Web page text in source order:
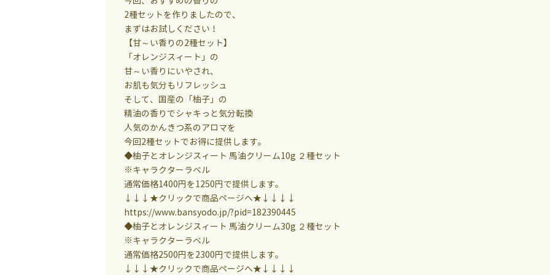
2種セットを作りましたので、
まずはお試しください！
【甘～い香りの2種セット】
「オレンジスィート」の
甘～い香りにいやされ、
お肌も気分もリフレッシュ
そして、国産の「柚子」の
精油の香りでシャキっと気分転換
人気のかんきつ系のアロマを
今回2種セットでお得に提供します。
◆柚子とオレンジスィート 馬油クリーム10g ２種セット
※キャラクターラベル
通常価格1400円を1250円で提供します。
↓↓↓★クリックで商品ページへ★↓↓↓↓
https://www.bansyodo.jp/?pid=182390445
◆柚子とオレンジスィート 馬油クリーム30g ２種セット
※キャラクターラベル
通常価格2500円を2300円で提供します。
↓↓↓★クリックで商品ページへ★↓↓↓↓